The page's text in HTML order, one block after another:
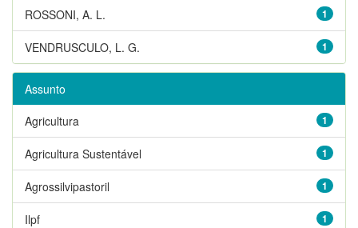
1
ROSSONI, A. L.
1
VENDRUSCULO, L. G.
Assunto
1
Agricultura
1
Agricultura Sustentável
1
Agrossilvipastoril
1
Ilpf